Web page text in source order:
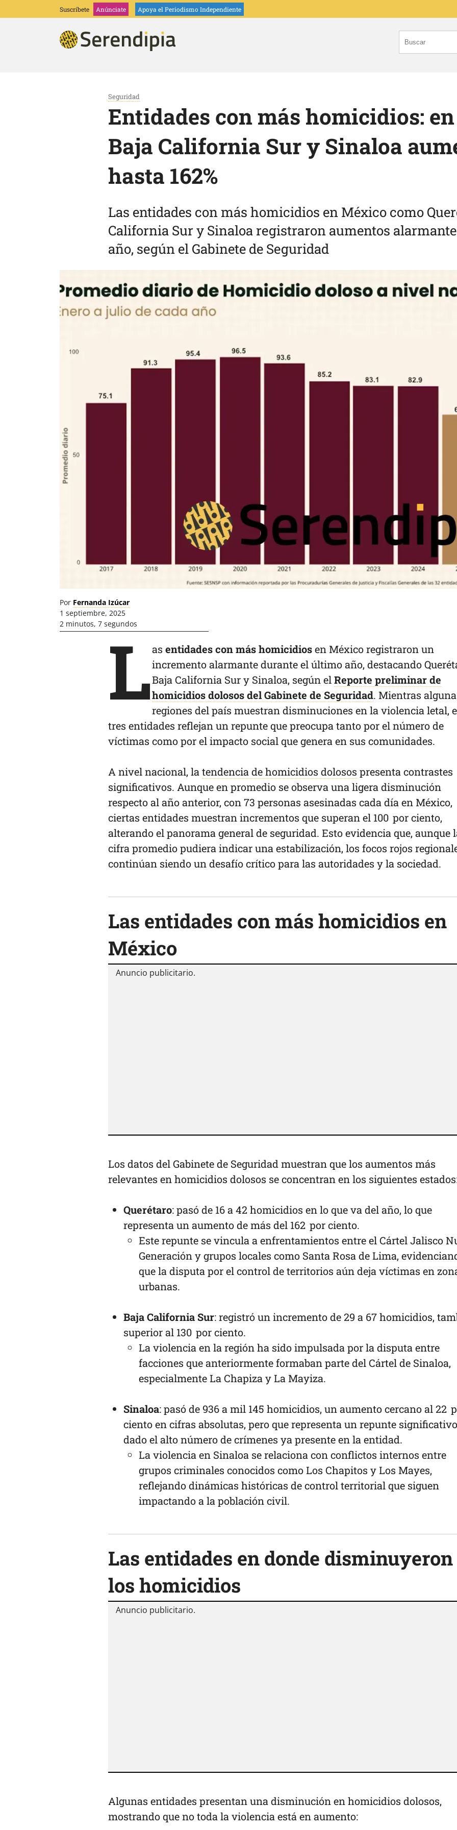
Suscríbete Anúnciate Apoya el Periodismo Independiente
Seguridad
Entidades con más homicidios:
Baja California Sur y Sinaloa
hasta 162%
Las entidades con más homicidios en México como
California Sur y Sinaloa registraron aumentos
año, según el Gabinete de Seguridad
Por Fernanda Izúcar
1 septiembre, 2025
2 minutos, 7 segundos
Las entidades con más homicidiosen México registraron un
incremento alarmante durante el último año, destacando
Baja California Sur y Sinaloa, según elReporte preliminar de
homicidios dolosos del Gabinete de Seguridad. Mientras
regiones del país muestran disminuciones en la violencia letal,
tres entidades reflejan un repunte que preocupa tanto por el número de
víctimas como por el impacto social que genera en sus comunidades.
A nivel nacional, la tendencia de homicidios dolosos presenta contrastes
significativos. Aunque en promedio se observa una ligera disminución
respecto al año anterior, con 73 personas asesinadas cada día en México,
ciertas entidades muestran incrementos que superan el 100 por ciento,
alterando el panorama general de seguridad. Esto evidencia que, aunque
cifra promedio pudiera indicar una estabilización, los focos rojos
continúan siendo un desafío crítico para las autoridades y la sociedad.
Las entidades con más homicidios en
México
Los datos del Gabinete de Seguridad muestran que los aumentos más
relevantes en homicidios dolosos se concentran en los siguientes
Querétaro: pasó de 16 a 42 homicidios en lo que va del año, lo que
representa un aumento de más del 162 por ciento.
Este repunte se vincula a enfrentamientos entre el Cártel Jalisco
Generación y grupos locales como Santa Rosa de Lima,
que la disputa por el control de territorios aún deja víctimas en
urbanas.
Baja California Sur: registró un incremento de 29 a 67 homicidios,
superior al 130 por ciento.
La violencia en la región ha sido impulsada por la disputa entre
facciones que anteriormente formaban parte del Cártel de Sinaloa,
especialmente La Chapiza y La Mayiza.
Sinaloa: pasó de 936 a mil 145 homicidios, un aumento cercano al 22
ciento en cifras absolutas, pero que representa un repunte significativo
dado el alto número de crímenes ya presente en la entidad.
La violencia en Sinaloa se relaciona con conflictos internos entre
grupos criminales conocidos como Los Chapitos y Los Mayes,
reflejando dinámicas históricas de control territorial que siguen
impactando a la población civil.
Las entidades en donde disminuyeron
los homicidios
Algunas entidades presentan una disminución en homicidios dolosos,
mostrando que no toda la violencia está en aumento: